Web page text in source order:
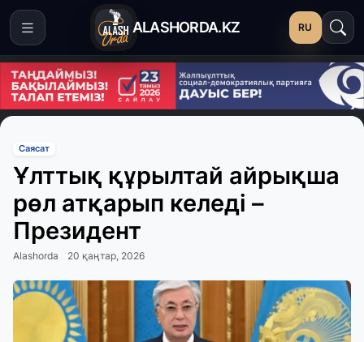
ALASHORDA.KZ RU
Саясат
Ұлттық құрылтай айрықша
рөл атқарып келеді –
Президент
Alashorda 20 қаңтар, 2026